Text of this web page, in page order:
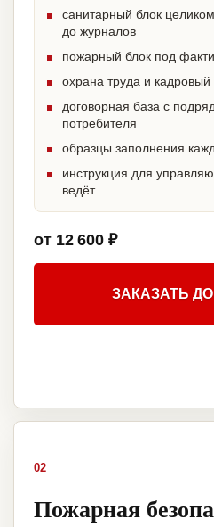
санитарный блок
до журналов
пожарный блок под
охрана труда и кадровый
договорная база с
потребителя
образцы заполнения
инструкция для
ведёт
от 12 600 ₽
ЗАКАЗАТЬ
02
Пожарная